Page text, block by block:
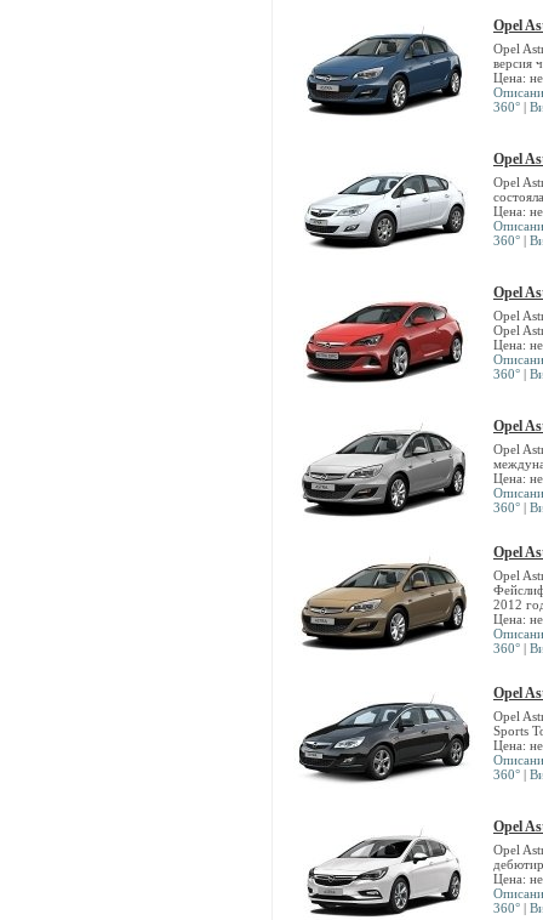
Opel
Opel
версия
Цена:
360° |
Opel
Opel
Цена:
360° |
Opel
Opel
Opel
Цена:
360° |
Opel
Opel
Цена:
360° |
Opel
Opel
2012
Цена:
360° |
Opel
Opel
Sports
Цена:
360° |
Opel
Opel
Цена:
360° |